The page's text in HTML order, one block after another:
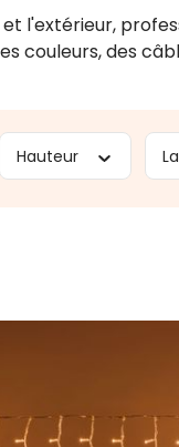
l'extérieur,
couleurs, des
Hauteur